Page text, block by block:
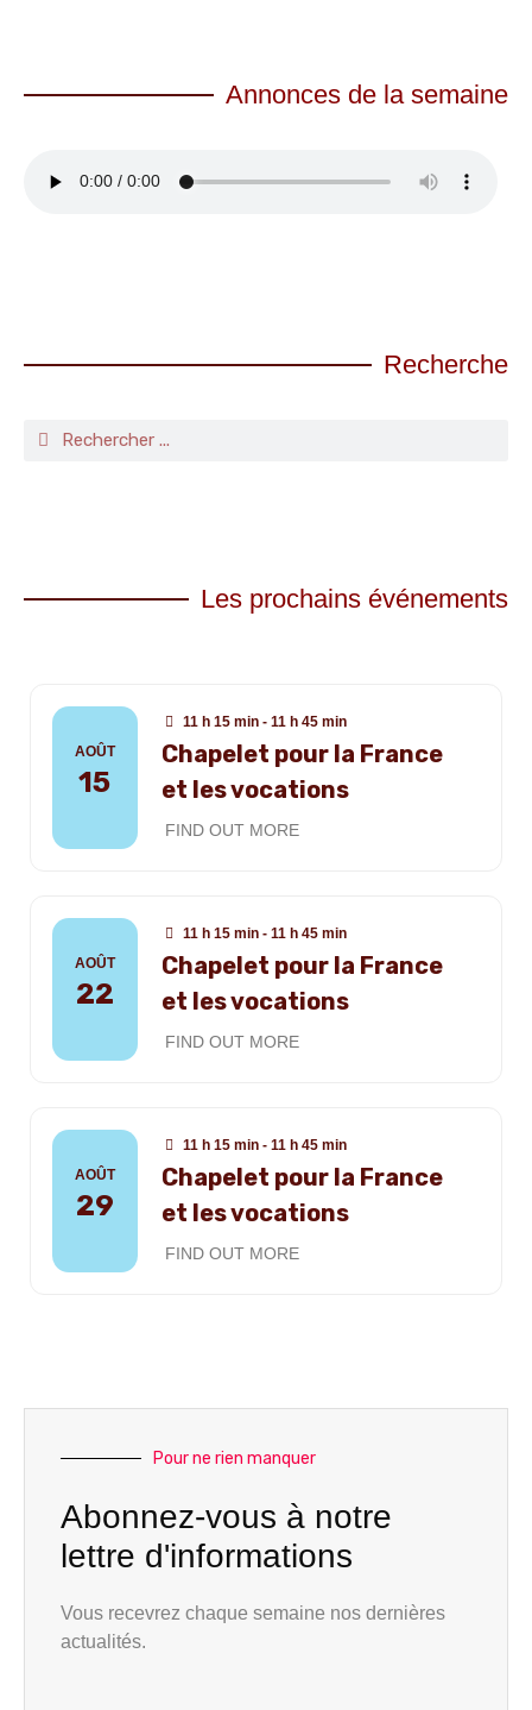
Annonces de la semaine
Recherche
Les prochains événements
AOÛT
15
11 h 15 min - 11 h 45 min
Chapelet pour la France
et les vocations
FIND OUT MORE
AOÛT
22
11 h 15 min - 11 h 45 min
Chapelet pour la France
et les vocations
FIND OUT MORE
AOÛT
29
11 h 15 min - 11 h 45 min
Chapelet pour la France
et les vocations
FIND OUT MORE
Pour ne rien manquer
Abonnez-vous à notre
lettre d'informations
Vous recevrez chaque semaine nos dernières
actualités.